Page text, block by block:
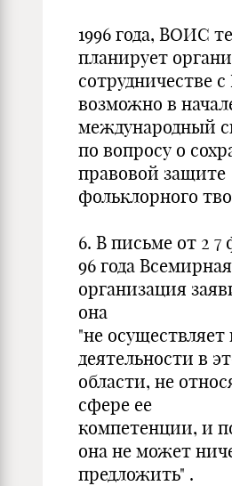
1996 года, ВОИС
планирует
сотрудничестве
возможно в
международный
по вопросу о
правовой защите
фольклорного
6. В письме от 2 7
96 года
организация
она
"не
деятельности в
области, не
сфере ее
компетенции, и
она не может
предложить" .